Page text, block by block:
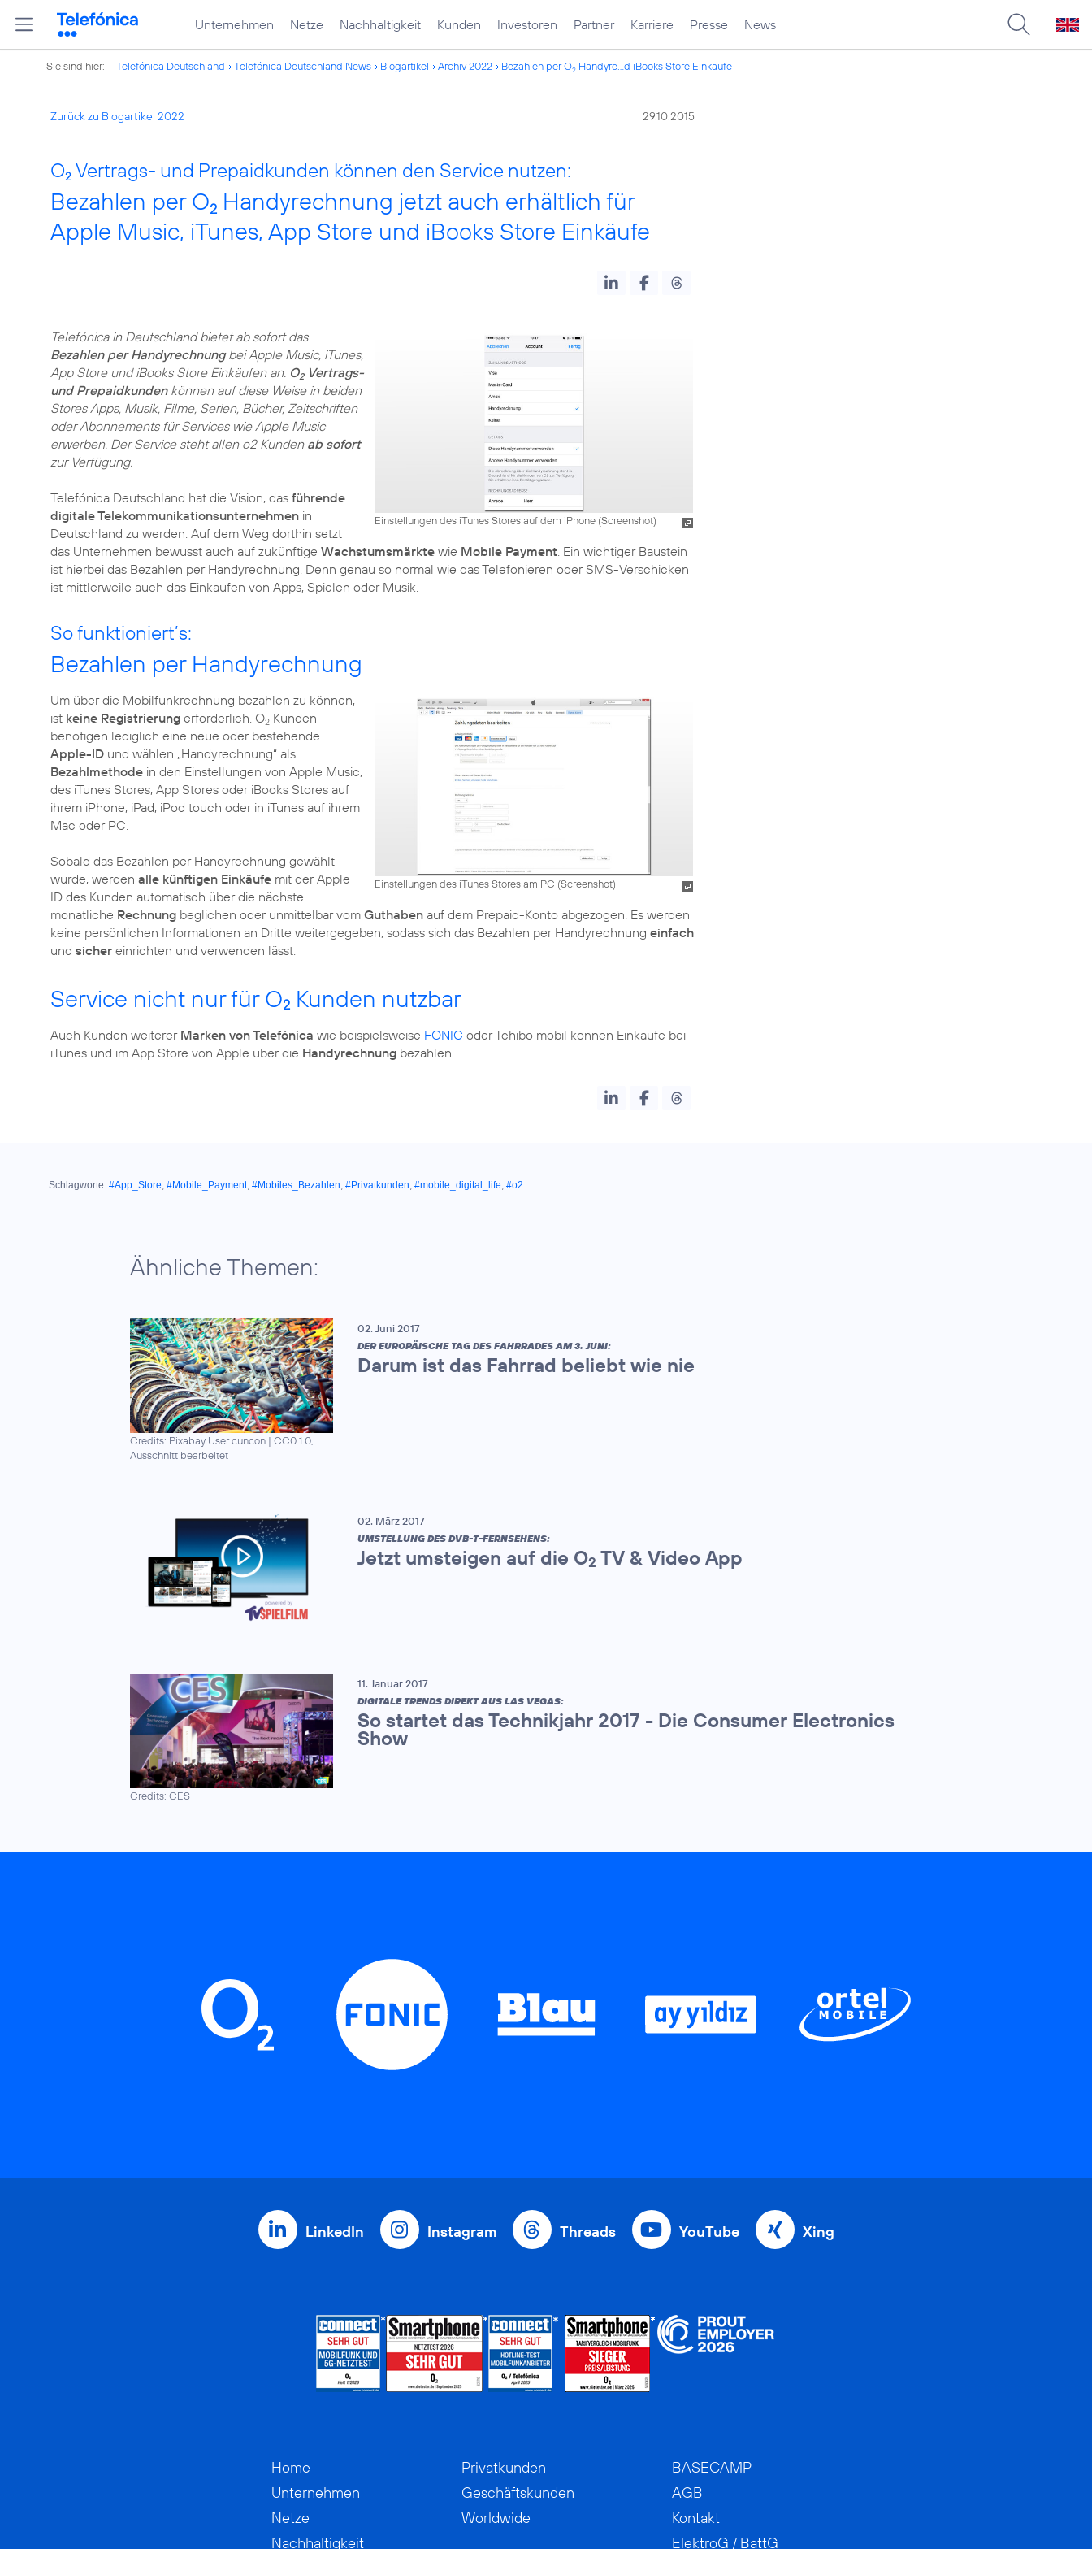
Unternehmen Netze Nachhaltigkeit Kunden Investoren Partner Karriere Presse News
Sie sind hier: Telefónica Deutschland Telefónica Deutschland News Blogartikel Archiv 2022 Bezahlen per O2 Handyre...d iBooks Store Einkäufe
Zurück zu Blogartikel 2022 29.10.2015
O2 Vertrags- und Prepaidkunden können den Service nutzen:
Bezahlen per O2 Handyrechnung jetzt auch erhältlich für
Apple Music, iTunes, App Store und iBooks Store Einkäufe
Einstellungen des iTunes Stores auf dem iPhone (Screenshot)
Telefónica in Deutschland bietet ab sofort das
Bezahlen per Handyrechnungbei Apple Music, iTunes,
App Store und iBooks Store Einkäufen an. O2Vertrags-
und Prepaidkundenkönnen auf diese Weise in beiden
Stores Apps, Musik, Filme, Serien, Bücher, Zeitschriften
oder Abonnements für Services wie Apple Music
erwerben. Der Service steht allen o2 Kunden ab sofort
zur Verfügung.
Telefónica Deutschland hat die Vision, das führende
digitale Telekommunikationsunternehmen in
Deutschland zu werden. Auf dem Weg dorthin setzt
das Unternehmen bewusst auch auf zukünftige Wachstumsmärkte wie Mobile Payment. Ein wichtiger Baustein
ist hierbei das Bezahlen per Handyrechnung. Denn genau so normal wie das Telefonieren oder SMS-Verschicken
ist mittlerweile auch das Einkaufen von Apps, Spielen oder Musik.
So funktioniert’s:
Bezahlen per Handyrechnung
Einstellungen des iTunes Stores am PC (Screenshot)
Um über die Mobilfunkrechnung bezahlen zu können,
ist keine Registrierung erforderlich. O2 Kunden
benötigen lediglich eine neue oder bestehende
Apple-ID und wählen „Handyrechnung“ als
Bezahlmethode in den Einstellungen von Apple Music,
des iTunes Stores, App Stores oder iBooks Stores auf
ihrem iPhone, iPad, iPod touch oder in iTunes auf ihrem
Mac oder PC.
Sobald das Bezahlen per Handyrechnung gewählt
wurde, werden alle künftigen Einkäufe mit der Apple
ID des Kunden automatisch über die nächste
monatliche Rechnung beglichen oder unmittelbar vom Guthaben auf dem Prepaid-Konto abgezogen. Es werden
keine persönlichen Informationen an Dritte weitergegeben, sodass sich das Bezahlen per Handyrechnung einfach
und sicher einrichten und verwenden lässt.
Service nicht nur für O2 Kunden nutzbar
Auch Kunden weiterer Marken von Telefónica wie beispielsweise FONIC oder Tchibo mobil können Einkäufe bei
iTunes und im App Store von Apple über die Handyrechnung bezahlen.
Schlagworte: #App_Store, #Mobile_Payment, #Mobiles_Bezahlen, #Privatkunden, #mobile_digital_life, #o2
Ähnliche Themen:
Credits: Pixabay User cuncon | CC0 1.0,
Ausschnitt bearbeitet
02. Juni 2017
DER EUROPÄISCHE TAG DES FAHRRADES AM 3. JUNI:
Darum ist das Fahrrad beliebt wie nie
02. März 2017
UMSTELLUNG DES DVB-T-FERNSEHENS:
Jetzt umsteigen auf die O2 TV & Video App
Credits: CES
11. Januar 2017
DIGITALE TRENDS DIREKT AUS LAS VEGAS:
So startet das Technikjahr 2017 - Die Consumer Electronics
Show
LinkedIn Instagram Threads YouTube Xing
Home
Unternehmen
Netze
Nachhaltigkeit
Privatkunden
Geschäftskunden
Worldwide
BASECAMP
AGB
Kontakt
ElektroG / BattG